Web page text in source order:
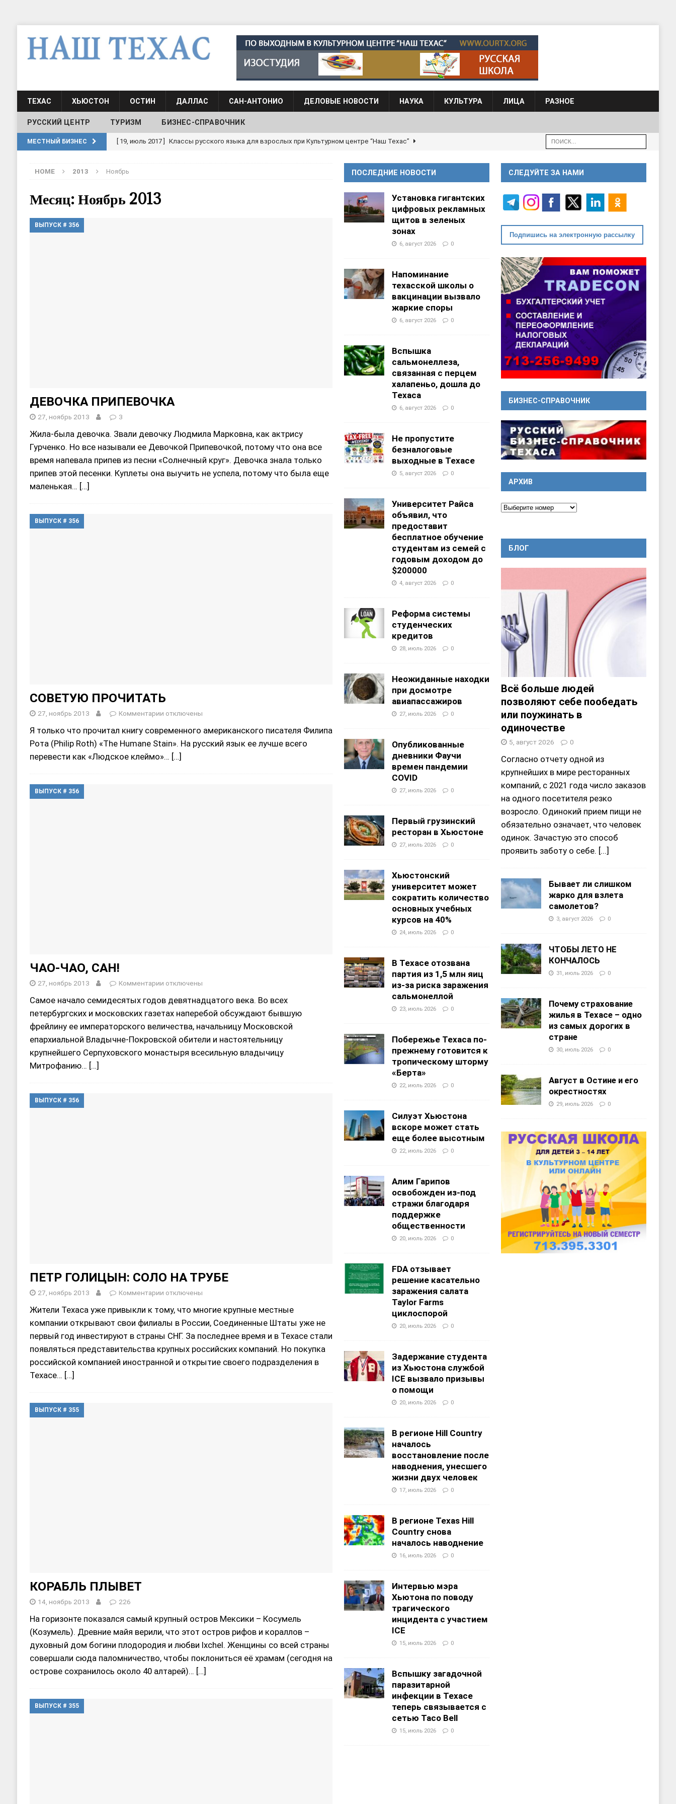
ТЕХАС ХЬЮСТОН ОСТИН ДАЛЛАС САН-АНТОНИО ДЕЛОВЫЕ НОВОСТИ НАУКА КУЛЬТУРА ЛИЦА РАЗНОЕ
РУССКИЙ ЦЕНТР ТУРИЗМ БИЗНЕС-СПРАВОЧНИК
МЕСТНЫЙ БИЗНЕС [ 19, июль 2017 ] Классы русского языка для взрослых при Культурном центре “Наш Техас”
[ 19, июль 2017 ] Школа русского языка при культурном центре “Наш Техас” ШКОЛЫ И
ДЕТСКИЕ САДЫ
ФИНАНСЫ И БУХГАЛТЕРСКИЙ УЧЕТ
HOME 2013 Ноябрь
Месяц: Ноябрь 2013
ВЫПУСК # 356
ДЕВОЧКА ПРИПЕВОЧКА
27, ноябрь 2013 3
Жила-была девочка. Звали девочку Людмила Марковна, как актрису
Гурченко. Но все называли ее Девочкой Припевочкой, потому что она все
время напевала припев из песни «Солнечный круг». Девочка знала только
припев этой песенки. Куплеты она выучить не успела, потому что была еще
маленькая… […]
ВЫПУСК # 356
СОВЕТУЮ ПРОЧИТАТЬ
27, ноябрь 2013 Комментарии отключены
Я только что прочитал книгу современного американского писателя Филипа
Рота (Philip Roth) «Тhе Humane Stain». На русский язык ее лучше всего
перевести как «Людское клеймо»… […]
ВЫПУСК # 356
ЧАО-ЧАО, САН!
27, ноябрь 2013 Комментарии отключены
Самое начало семидесятых годов девятнадцатого века. Во всех
петербургских и московских газетах наперебой обсуждают бывшую
фрейлину ее императорского величества, начальницу Московской
епархиальной Владычне-Покровской обители и настоятельницу
крупнейшего Серпуховского монастыря всесильную владычицу
Митрофанию… […]
ВЫПУСК # 356
ПЕТР ГОЛИЦЫН: СОЛО НА ТРУБЕ
27, ноябрь 2013 Комментарии отключены
Жители Техаса уже привыкли к тому, что многие крупные местные
компании открывают свои филиалы в России, Соединенные Штаты уже не
первый год инвестируют в страны СНГ. За последнее время и в Техасе стали
появляться представительства крупных российских компаний. Но покупка
российской компанией иностранной и открытие своего подразделения в
Техасе… […]
ВЫПУСК # 355
КОРАБЛЬ ПЛЫВЕТ
14, ноябрь 2013 226
На горизонте показался самый крупный остров Мексики – Косумель
(Козумель). Древние майя верили, что этот остров рифов и кораллов –
духовный дом богини плодородия и любви Ixchel. Женщины со всей страны
совершали сюда паломничество, чтобы поклониться её храмам (сегодня на
острове сохранилось около 40 алтарей)… […]
ВЫПУСК # 355
ПОСЛЕДНИЕ НОВОСТИ
Установка гигантских
цифровых рекламных
щитов в зеленых
зонах
6, август 2026 0
Напоминание
техасской школы о
вакцинации вызвало
жаркие споры
6, август 2026 0
Вспышка
сальмонеллеза,
связанная с перцем
халапеньо, дошла до
Техаса
6, август 2026 0
Не пропустите
безналоговые
выходные в Техасе
5, август 2026 0
Университет Райса
объявил, что
предоставит
бесплатное обучение
студентам из семей с
годовым доходом до
$200000
4, август 2026 0
Реформа системы
студенческих
кредитов
28, июль 2026 0
Неожиданные находки
при досмотре
авиапассажиров
27, июль 2026 0
Опубликованные
дневники Фаучи
времен пандемии
COVID
27, июль 2026 0
Первый грузинский
ресторан в Хьюстоне
27, июль 2026 0
Хьюстонский
университет может
сократить количество
основных учебных
курсов на 40%
24, июль 2026 0
В Техасе отозвана
партия из 1,5 млн яиц
из-за риска заражения
сальмонеллой
23, июль 2026 0
Побережье Техаса по-
прежнему готовится к
тропическому шторму
«Берта»
22, июль 2026 0
Силуэт Хьюстона
вскоре может стать
еще более высотным
22, июль 2026 0
Алим Гарипов
освобожден из-под
стражи благодаря
поддержке
общественности
20, июль 2026 0
FDA отзывает
решение касательно
заражения салата
Taylor Farms
циклоспорой
20, июль 2026 0
Задержание студента
из Хьюстона службой
ICE вызвало призывы
о помощи
20, июль 2026 0
В регионе Hill Country
началось
восстановление после
наводнения, унесшего
жизни двух человек
17, июль 2026 0
В регионе Texas Hill
Country снова
началось наводнение
16, июль 2026 0
Интервью мэра
Хьютона по поводу
трагического
инцидента с участием
ICE
15, июль 2026 0
Вспышку загадочной
паразитарной
инфекции в Техасе
теперь связывается с
сетью Taco Bell
15, июль 2026 0
СЛЕДУЙТЕ ЗА НАМИ
Подпишись на электронную рассылку
БИЗНЕС-СПРАВОЧНИК
АРХИВ
БЛОГ
Всё больше людей
позволяют себе пообедать
или поужинать в
одиночестве
5, август 2026 0
Согласно отчету одной из
крупнейших в мире ресторанных
компаний, с 2021 года число заказов
на одного посетителя резко
возросло. Одинокий прием пищи не
обязательно означает, что человек
одинок. Зачастую это способ
проявить заботу о себе. [...]
Бывает ли слишком
жарко для взлета
самолетов?
3, август 2026 0
ЧТОБЫ ЛЕТО НЕ
КОНЧАЛОСЬ
31, июль 2026 0
Почему страхование
жилья в Техасе – одно
из самых дорогих в
стране
30, июль 2026 0
Август в Остине и его
окрестностях
29, июль 2026 0